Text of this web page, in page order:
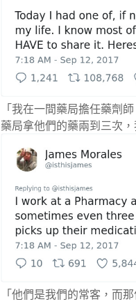
「我在一間藥局擔任藥劑
藥局拿他們的藥兩到三次，
「他們是我們的常客，而